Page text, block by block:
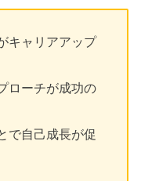
キャリアアップ
ローチが成功の
で自己成長が促